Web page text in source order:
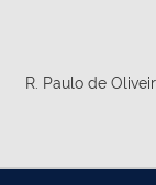
R. Paulo de